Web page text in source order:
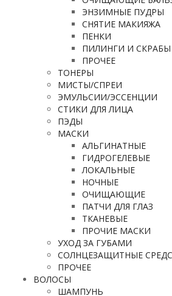
ЭНЗИМНЫЕ ПУДРЫ
СНЯТИЕ МАКИЯЖА
ПЕНКИ
ПИЛИНГИ И СКРАБЫ
ПРОЧЕЕ
ТОНЕРЫ
МИСТЫ/СПРЕИ
ЭМУЛЬСИИ/ЭССЕНЦИИ
СТИКИ ДЛЯ ЛИЦА
ПЭДЫ
МАСКИ
АЛЬГИНАТНЫЕ
ГИДРОГЕЛЕВЫЕ
ЛОКАЛЬНЫЕ
НОЧНЫЕ
ОЧИЩАЮЩИЕ
ПАТЧИ ДЛЯ ГЛАЗ
ТКАНЕВЫЕ
ПРОЧИЕ МАСКИ
УХОД ЗА ГУБАМИ
СОЛНЦЕЗАЩИТНЫЕ
ПРОЧЕЕ
ВОЛОСЫ
ШАМПУНЬ